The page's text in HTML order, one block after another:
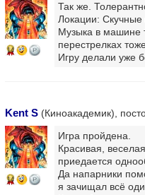
14
Так же.
Локации:
Музыка в машине
перестрелках
Игру делали уже
Kent S (Киноакадемик),
14
Игра пройдена.
Красивая,
приедается
Да напарники
я зачищал всё